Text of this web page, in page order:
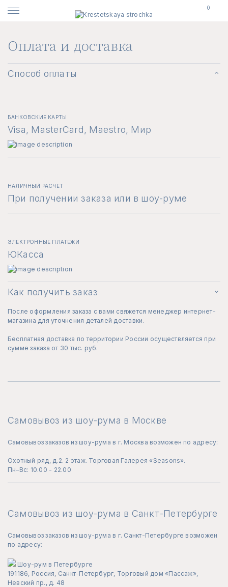
0
Оплата и доставка
Способ оплаты
БАНКОВСКИЕ КАРТЫ
Visa, MasterCard, Maestro, Мир
НАЛИЧНЫЙ РАСЧЕТ
При получении заказа или в шоу-руме
ЭЛЕКТРОННЫЕ ПЛАТЕЖИ
ЮКасса
Как получить заказ
После оформления заказа с вами свяжется менеджер интернет-
магазина для уточнения деталей доставки.
Бесплатная доставка по территории России осуществляется при
сумме заказа от 30 тыс. руб.
Самовывоз из шоу-рума в Москве
Самовывоз заказов из шоу-рума в г. Москва возможен по адресу:
Охотный ряд, д.2. 2 этаж. Торговая Галерея «Seasons».
Пн–Вс: 10.00 - 22.00
Самовывоз из шоу-рума в Санкт-Петербурге
Самовывоз заказов из шоу-рума в г. Санкт-Петербурге возможен
по адресу:
Шоу-рум в Петербурге
191186, Россия, Санкт-Петербург, Торговый дом «Пассаж»,
Невский пр., д. 48